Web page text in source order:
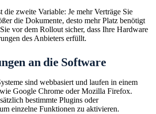
die zweite Variable: Je mehr Verträge Sie
die Dokumente, desto mehr Platz benötigt
vor dem Rollout sicher, dass Ihre Hardware
des Anbieters erfüllt.
an die Software
sind webbasiert und laufen in einem
Google Chrome oder Mozilla Firefox.
bestimmte Plugins oder
einzelne Funktionen zu aktivieren.